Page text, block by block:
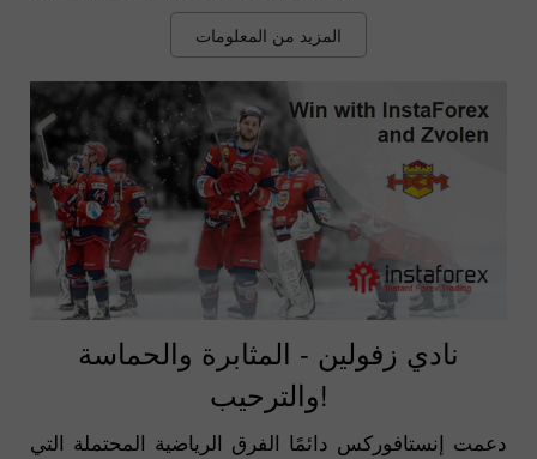
المزيد من المعلومات
نادي زفولين - المثابرة والحماسة
والترحيب!
دعمت إنستافوركس دائمًا الفرق الرياضية المحتملة التي